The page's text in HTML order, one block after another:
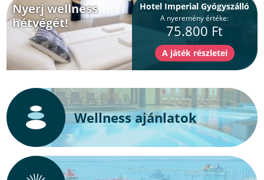
Nyerj wellness
hétvégét!
Hotel Imperial Gyógyszálló
A nyeremény értéke:
75.800 Ft
Wellness ajánlatok